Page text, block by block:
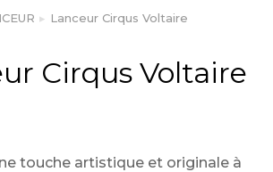
: Lanceur Cirqus Voltaire
Cirqus Voltaire
touche artistique et originale à